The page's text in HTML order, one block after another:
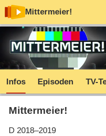
Mittermeier!
Infos Episoden TV-
Mittermeier!
D2018–2019